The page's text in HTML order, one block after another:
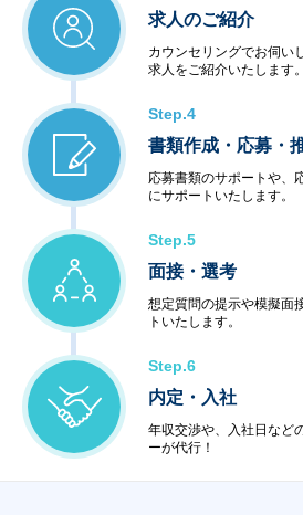
求人のご紹介
カウンセリングでお伺い
求人をご紹介いたします。
Step.4
書類作成・応募・
応募書類のサポートや、
にサポートいたします。
Step.5
面接・選考
想定質問の提示や模擬面
トいたします。
Step.6
内定・入社
年収交渉や、入社日など
ーが代行！